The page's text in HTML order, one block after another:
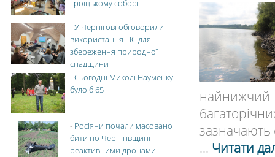
зазначають
... Читати
Троїцькому соборі
-У Чернігові обговорили
використання ГІС для
збереження природної
спадщини
-Сьогодні Миколі Науменку
було б 65
- Росіяни почали масовано
бити по Чернігівщині
реактивними дронами